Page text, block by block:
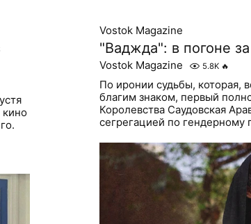
кино
Vostok Magazine
"Ваджда": в погоне
Vostok Magazine 5.8K 🔥
По иронии судьбы, которая,
благим знаком, первый
Королевства Саудовская
сегрегацией по гендерному